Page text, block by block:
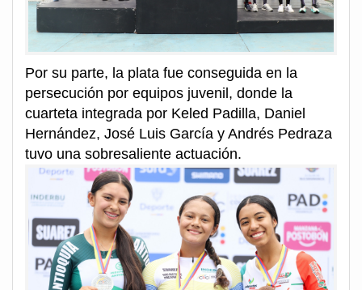
Por su parte, la plata fue conseguida en la
persecución por equipos juvenil, donde la
cuarteta integrada por Keled Padilla, Daniel
Hernández, José Luis García y Andrés Pedraza
tuvo una sobresaliente actuación.